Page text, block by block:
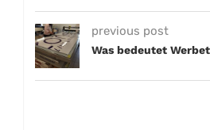
previous post
Was bedeutet